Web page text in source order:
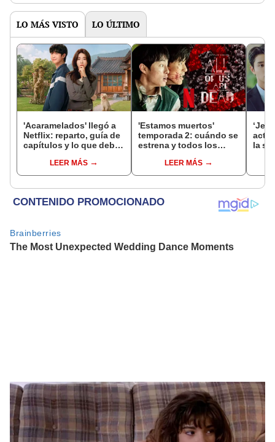
LO MÁS VISTO LO ÚLTIMO
'Acaramelados' llegó a
Netflix: reparto, guía de
capítulos y lo que debes
coreanaLEER MÁS
'Estamos muertos'
temporada 2: cuándo se
estrena y todos los
entregaLEER MÁS
la